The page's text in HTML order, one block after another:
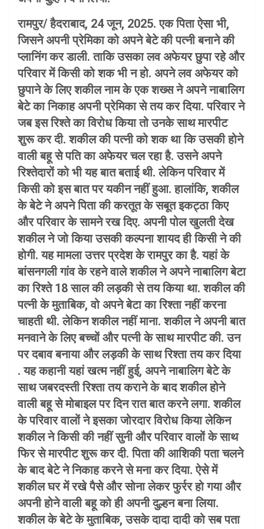
रामपुर/ हैदराबाद, 24 जून, 2025. एक पिता ऐसा भी,
जिसने अपनी प्रेमिका को अपने बेटे की पत्नी बनाने की
प्लानिंग कर डाली. ताकि उसका लव अफेयर छुपा रहे और
परिवार में किसी को शक भी न हो. अपने लव अफेयर को
छुपाने के लिए शकील नाम के एक शख्स ने अपने नाबालिग
बेटे का निकाह अपनी प्रेमिका से तय कर दिया. परिवार ने
जब इस रिश्ते का विरोध किया तो उनके साथ मारपीट
शुरू कर दी. शकील की पत्नी को शक था कि उसकी होने
वाली बहू से पति का अफेयर चल रहा है. उसने अपने
रिश्तेदारों को भी यह बात बताई थी. लेकिन परिवार में
किसी को इस बात पर यकीन नहीं हुआ. हालांकि, शकील
के बेटे ने अपने पिता की करतूत के सबूत इकट्ठा किए
और परिवार के सामने रख दिए. अपनी पोल खुलती देख
शकील ने जो किया उसकी कल्पना शायद ही किसी ने की
होगी. यह मामला उत्तर प्रदेश के रामपुर का है. यहां के
बांसनगली गांव के रहने वाले शकील ने अपने नाबालिग बेटा
का रिश्ते 18 साल की लड़की से तय किया था. शकील की
पत्नी के मुताबिक, वो अपने बेटा का रिश्ता नहीं करना
चाहती थी. लेकिन शकील नहीं माना. शकील ने अपनी बात
मनवाने के लिए बच्चों और पत्नी के साथ मारपीट की. उन
पर दबाव बनाया और लड़की के साथ रिश्ता तय कर दिया
. यह कहानी यहां खत्म नहीं हुई, अपने नाबालिग बेटे के
साथ जबरदस्ती रिश्ता तय कराने के बाद शकील होने
वाली बहू से मोबाइल पर दिन रात बात करने लगा. शकील
के परिवार वालों ने इसका जोरदार विरोध किया लेकिन
शकील ने किसी की नहीं सुनी और परिवार वालों के साथ
फिर से मारपीट शुरू कर दी. पिता की आशिकी पता चलने
के बाद बेटे ने निकाह करने से मना कर दिया. ऐसे में
शकील घर में रखे पैसे और सोना लेकर फुर्रर हो गया और
अपनी होने वाली बहू को ही अपनी दुल्हन बना लिया.
शकील के बेटे के मुताबिक, उसके दादा दादी को सब पता